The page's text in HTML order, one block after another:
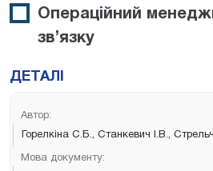
Операційний
зв’язку
ДЕТАЛІ
Автор:
Горелкіна С.Б., Станкевич І.В.,
Мова документу: